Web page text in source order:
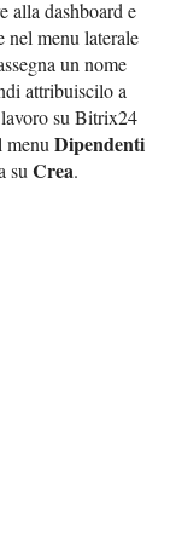
alla dashboard e
nel menu laterale
un nome
attribuiscilo a
su Bitrix24
menuDipendenti
suCrea.